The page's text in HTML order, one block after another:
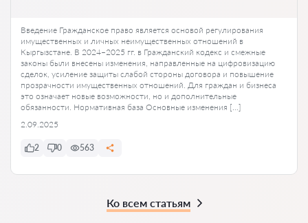
Введение Гражданское право является основой регулирования
имущественных и личных неимущественных отношений в
Кыргызстане. В 2024–2025 гг. в Гражданский кодекс и смежные
законы были внесены изменения, направленные на цифровизацию
сделок, усиление защиты слабой стороны договора и повышение
прозрачности имущественных отношений. Для граждан и бизнеса
это означает новые возможности, но и дополнительные
обязанности. Нормативная база Основные изменения […]
2.09.2025
2 0 563
Ко всем статьям